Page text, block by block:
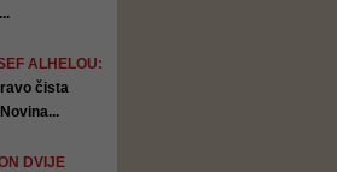
ALHELOU:
čista
DVIJE